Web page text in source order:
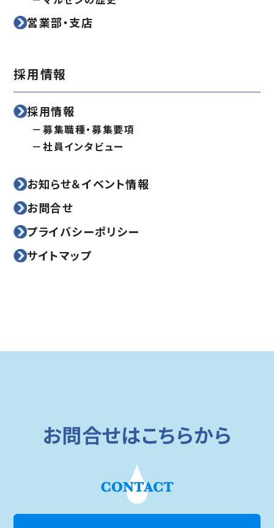
営業部・支店
採用情報
採用情報
募集職種・募集要項
社員インタビュー
お知らせ＆イベント情報
お問合せ
プライバシーポリシー
サイトマップ
お問合せはこちらから